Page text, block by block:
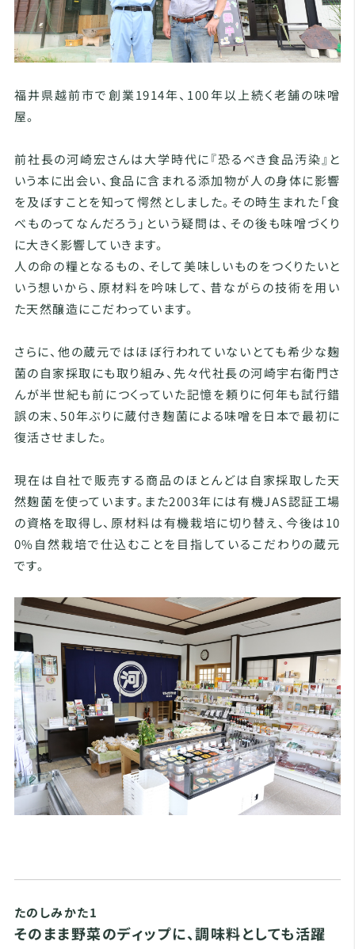
福井県越前市で創業1914年、100年以上続く老舗の味噌
屋。
前社長の河崎宏さんは大学時代に『恐るべき食品汚染』と
いう本に出会い、食品に含まれる添加物が人の身体に影響
を及ぼすことを知って愕然としました。その時生まれた「食
べものってなんだろう」という疑問は、その後も味噌づくり
に大きく影響していきます。
人の命の糧となるもの、そして美味しいものをつくりたいと
いう想いから、原材料を吟味して、昔ながらの技術を用い
た天然醸造にこだわっています。
さらに、他の蔵元ではほぼ行われていないとても希少な麹
菌の自家採取にも取り組み、先々代社長の河崎宇右衛門さ
んが半世紀も前につくっていた記憶を頼りに何年も試行錯
誤の末、50年ぶりに蔵付き麹菌による味噌を日本で最初に
復活させました。
現在は自社で販売する商品のほとんどは自家採取した天
然麹菌を使っています。また2003年には有機JAS認証工場
の資格を取得し、原材料は有機栽培に切り替え、今後は10
0%自然栽培で仕込むことを目指しているこだわりの蔵元
です。
たのしみかた1
そのまま野菜のディップに、調味料としても活躍